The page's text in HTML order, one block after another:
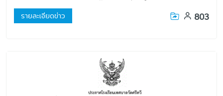
รายละเอียดข่าว 803